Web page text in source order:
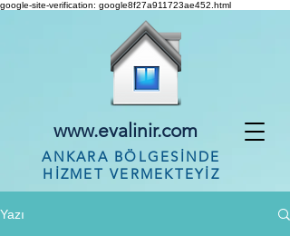
google-site-verification: google8f27a911723ae452.html
www.evalinir.com
ANKARA BÖLGESİNDE
HİZMET VERMEKTEYİZ
Yazı